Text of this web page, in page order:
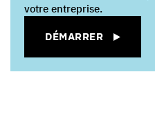
votre entreprise.
DÉMARRER